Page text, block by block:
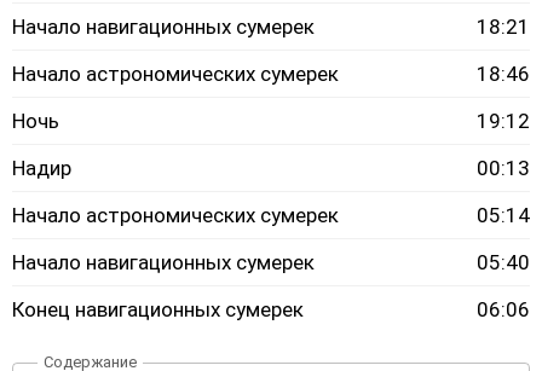
Начало навигационных сумерек
18:21
Начало астрономических сумерек
18:46
Ночь
19:12
Надир
00:13
Начало астрономических сумерек
05:14
Начало навигационных сумерек
05:40
Конец навигационных сумерек
06:06